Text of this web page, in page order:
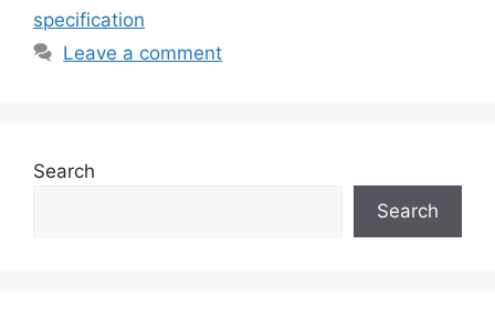
specification
Leave a comment
Search
Search